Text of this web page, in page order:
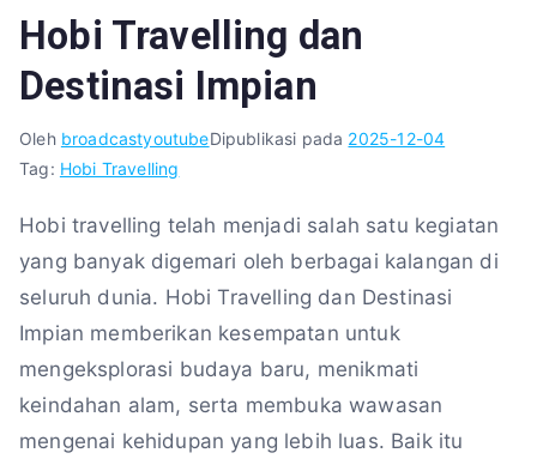
Hobi Travelling dan
Destinasi Impian
Oleh broadcastyoutubeDipublikasi pada 2025-12-04
Tag: Hobi Travelling
Hobi travelling telah menjadi salah satu kegiatan
yang banyak digemari oleh berbagai kalangan di
seluruh dunia. Hobi Travelling dan Destinasi
Impian memberikan kesempatan untuk
mengeksplorasi budaya baru, menikmati
keindahan alam, serta membuka wawasan
mengenai kehidupan yang lebih luas. Baik itu